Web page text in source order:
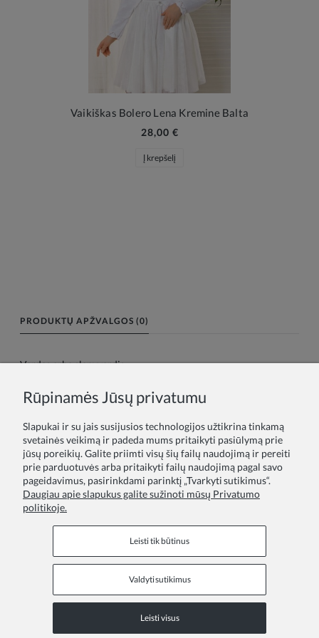
Vaikiškas Bolero Lena Kremine Balta
28,00 €
Į krepšelį
PRODUKTŲ APŽVALGOS (0)
Vardas arba slapyvardis:
Rūpinamės Jūsų privatumu
Slapukai ir su jais susijusios technologijos užtikrina tinkamą
svetainės veikimą ir padeda mums pritaikyti pasiūlymą prie
jūsų poreikių. Galite priimti visų šių failų naudojimą ir pereiti
prie parduotuvės arba pritaikyti failų naudojimą pagal savo
pageidavimus, pasirinkdami parinktį „Tvarkyti sutikimus“.
Daugiau apie slapukus galite sužinoti mūsų Privatumo
politikoje.
Leisti tik būtinus
Valdyti sutikimus
Leisti visus